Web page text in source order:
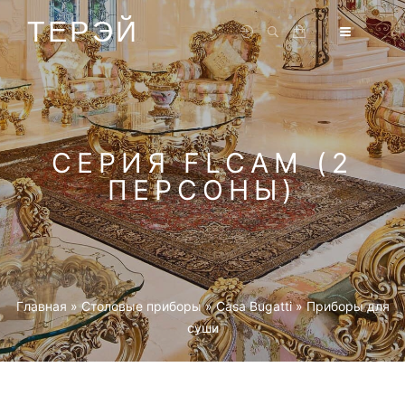
ТЕРЭЙ
СЕРИЯ FLCAM (2
ПЕРСОНЫ)
Главная »Столовые приборы »Casa Bugatti »Приборы для
суши